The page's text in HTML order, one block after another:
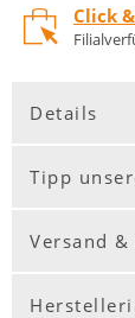
Click
Details
Tipp
Versand &